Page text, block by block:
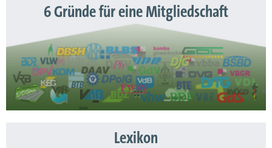
6 Gründe für eine Mitgliedschaft
Lexikon